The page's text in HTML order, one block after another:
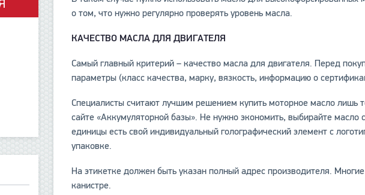
о том, что нужно регулярно проверять уровень масла.
КАЧЕСТВО МАСЛА ДЛЯ ДВИГАТЕЛЯ
Самый главный критерий – качество масла для двигателя. Перед
параметры (класс качества, марку, вязкость, информацию о
Специалисты считают лучшим решением купить моторное масло лишь
сайте «Аккумуляторной базы». Не нужно экономить, выбирайте
единицы есть свой индивидуальный голографический элемент с
упаковке.
На этикетке должен быть указан полный адрес производителя.
канистре.